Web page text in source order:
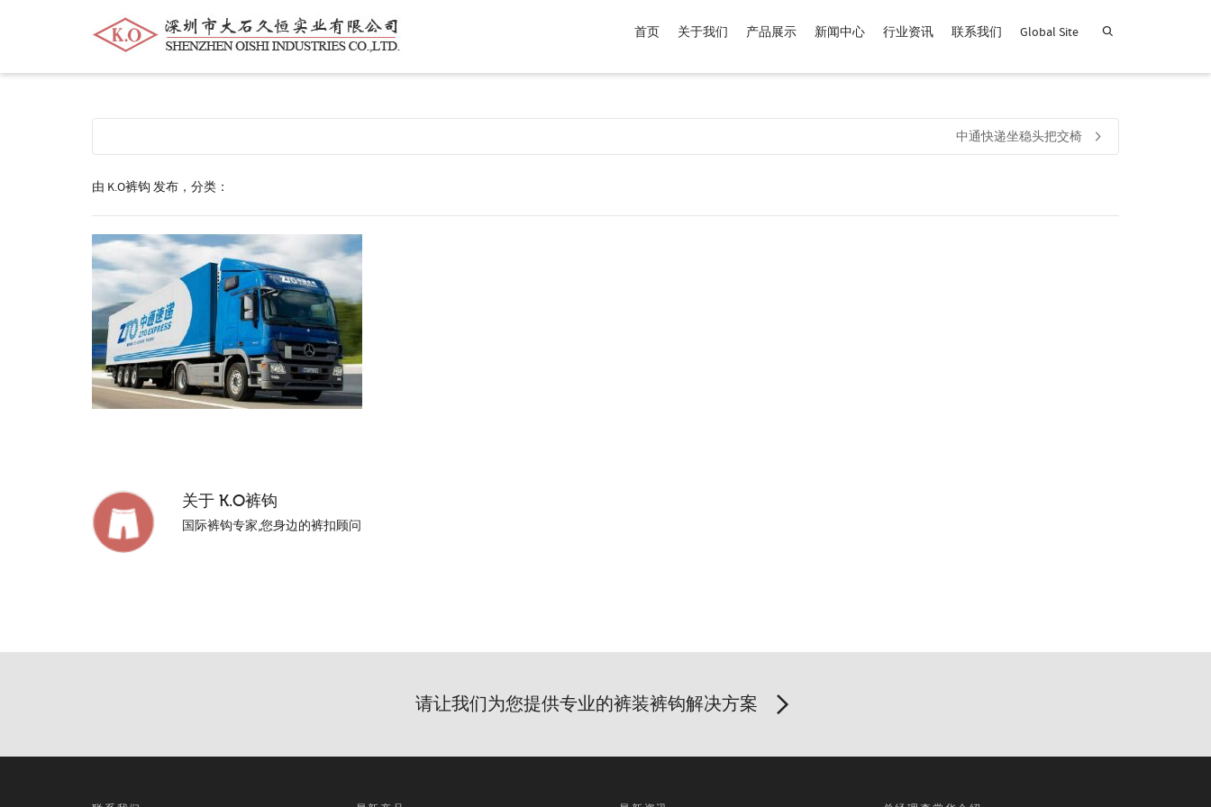
帮我查找新的衬衫尺码中号价格介于 商品，品牌为 默认品牌 .
首页 关于我们 产品展示 新闻中心 行业资讯 联系我们 Global Site
中通快递坐稳头把交椅
由 K.O裤钩 发布，分类：
关于 K.O裤钩
国际裤钩专家,您身边的裤扣顾问
请让我们为您提供专业的裤装裤钩解决方案